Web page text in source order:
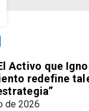
Activo que
redefine
de 2026